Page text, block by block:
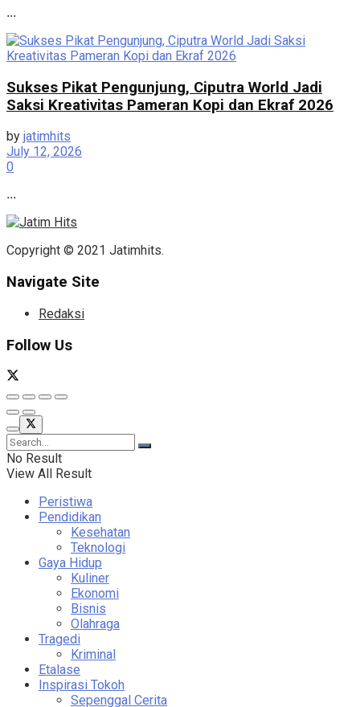
...
Sukses Pikat Pengunjung, Ciputra World Jadi
Saksi Kreativitas Pameran Kopi dan Ekraf 2026
by jatimhits
July 12, 2026
0
...
Copyright © 2021 Jatimhits.
Navigate Site
Redaksi
Follow Us
No Result
View All Result
Peristiwa
Pendidikan
Kesehatan
Teknologi
Gaya Hidup
Kuliner
Ekonomi
Bisnis
Olahraga
Tragedi
Kriminal
Etalase
Inspirasi Tokoh
Sepenggal Cerita